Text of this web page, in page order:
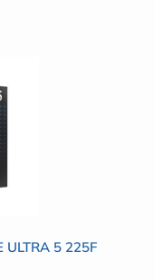
ULTRA 5 225F